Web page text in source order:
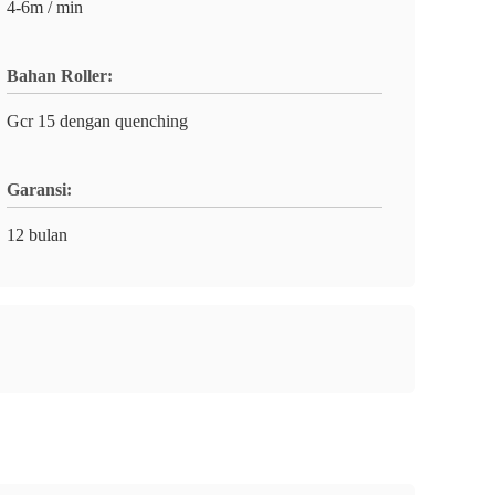
4-6m / min
Bahan Roller:
Gcr 15 dengan quenching
Garansi:
12 bulan